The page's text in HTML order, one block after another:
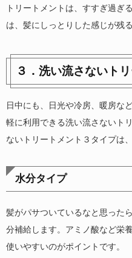
トリートメントは、すすぎ過ぎ
は、髪にしっとりした感じが残
３．洗い流さないト
日中にも、日光や冷房、暖房な
軽に利用できる洗い流さないト
ないトリートメント３タイプは
水分タイプ
髪がパサついているなと思った
分補給します。アミノ酸など栄
使いやすいのがポイントです。